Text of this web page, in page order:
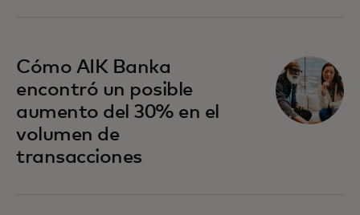
Cómo AIK Banka
encontró un posible
aumento del 30% en el
volumen de
transacciones